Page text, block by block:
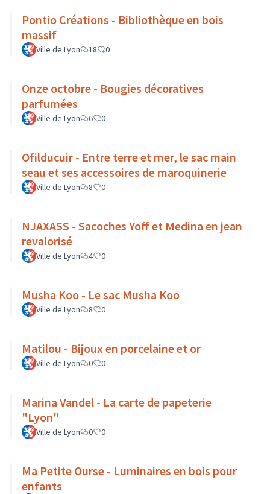
Pontio Créations - Bibliothèque en bois
massif
Ville de Lyon 18 0
Onze octobre - Bougies décoratives
parfumées
Ville de Lyon 6 0
Ofilducuir - Entre terre et mer, le sac main
seau et ses accessoires de maroquinerie
Ville de Lyon 8 0
NJAXASS - Sacoches Yoff et Medina en jean
revalorisé
Ville de Lyon 4 0
Musha Koo - Le sac Musha Koo
Ville de Lyon 8 0
Matilou - Bijoux en porcelaine et or
Ville de Lyon 0 0
Marina Vandel - La carte de papeterie
"Lyon"
Ville de Lyon 0 0
Ma Petite Ourse - Luminaires en bois pour
enfants